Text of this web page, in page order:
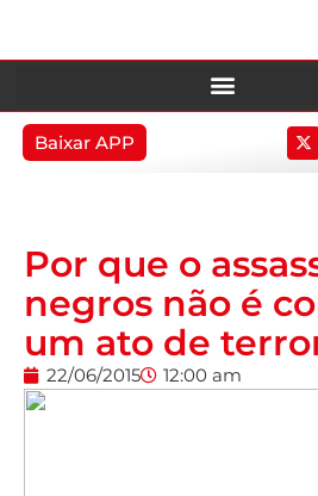
Baixar APP
Por que o
negros não é
um ato de
22/06/2015 12:00 am